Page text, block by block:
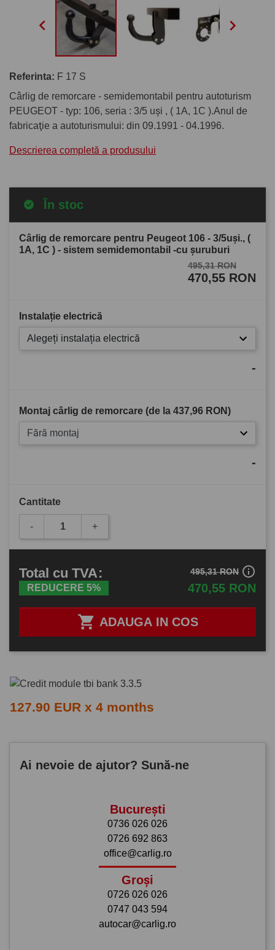
 
Referinta: F 17 S
Cârlig de remorcare - semidemontabil pentru autoturism
PEUGEOT - typ: 106, seria : 3/5 uşi , ( 1A, 1C ).Anul de
fabricaţie a autoturismului: din 09.1991 - 04.1996.
Descrierea completă a produsului
În stoc
Cârlig de remorcare pentru Peugeot 106 - 3/5uşi., (
1A, 1C ) - sistem semidemontabil -cu şuruburi
495,31 RON
470,55 RON
Instalație electrică
Alegeți instalația electrică
-
Montaj cârlig de remorcare (de la 437,96 RON)
Fără montaj
-
Cantitate
- +
 ADAUGA IN COS
Total cu TVA:
REDUCERE 5% 470,55 RON
495,31 RON info_outline
127.90 EUR x 4 months
Ai nevoie de ajutor? Sună-ne
București
0736 026 026
0726 692 863
office@carlig.ro
Groși
0726 026 026
0747 043 594
autocar@carlig.ro